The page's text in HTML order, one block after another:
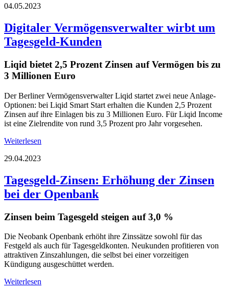
04.05.2023
Digitaler Vermögensverwalter wirbt um
Tagesgeld-Kunden
Liqid bietet 2,5 Prozent Zinsen auf Vermögen bis zu
3 Millionen Euro
Der Berliner Vermögensverwalter Liqid startet zwei neue Anlage-
Optionen: bei Liqid Smart Start erhalten die Kunden 2,5 Prozent
Zinsen auf ihre Einlagen bis zu 3 Millionen Euro. Für Liqid Income
ist eine Zielrendite von rund 3,5 Prozent pro Jahr vorgesehen.
Weiterlesen
29.04.2023
Tagesgeld-Zinsen: Erhöhung der Zinsen
bei der Openbank
Zinsen beim Tagesgeld steigen auf 3,0 %
Die Neobank Openbank erhöht ihre Zinssätze sowohl für das
Festgeld als auch für Tagesgeldkonten. Neukunden profitieren von
attraktiven Zinszahlungen, die selbst bei einer vorzeitigen
Kündigung ausgeschüttet werden.
Weiterlesen